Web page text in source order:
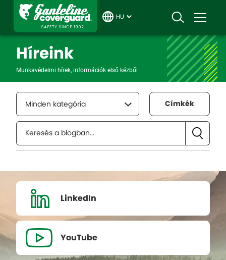
HU
Híreink
Munkavédelmi hírek, információk első kézből
Minden kategória Címkék
LinkedIn
YouTube